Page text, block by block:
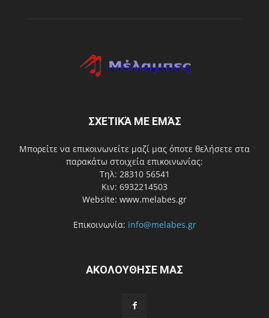
ΣΧΕΤΙΚΆ ΜΕ ΕΜΆΣ
Μπορείτε να επικοινωνείτε μαζί μας όποτε θελήσετε στα
παρακάτω στοιχεία επικοινωνίας:
Τηλ: 28310 56541
Κιν: 6932214503
Website: www.melabes.gr
Επικοινωνία: info@melabes.gr
ΑΚΟΛΟΥΘΗΣΕ ΜΑΣ